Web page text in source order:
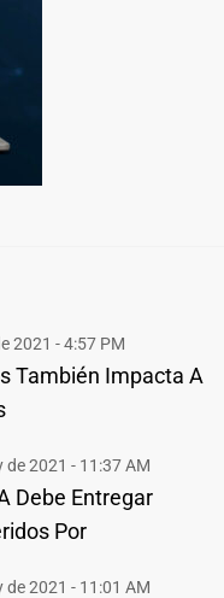
2021 - 4:57 PM
También Impacta A
de 2021 - 11:37 AM
Debe Entregar
Por
de 2021 - 11:01 AM